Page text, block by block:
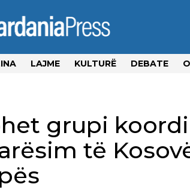
LAJME KULTURË DEBATE
grupi
të